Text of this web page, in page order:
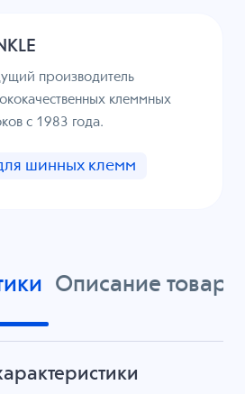
производитель
клеммных
с 1983 года.
шинных клемм
Описание товара